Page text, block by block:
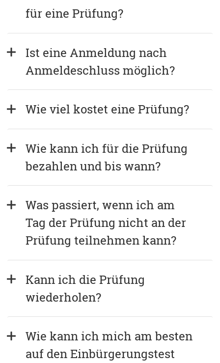
für eine Prüfung?
Ist eine Anmeldung nach
Anmeldeschluss möglich?
Wie viel kostet eine Prüfung?
Wie kann ich für die Prüfung
bezahlen und bis wann?
Was passiert, wenn ich am
Tag der Prüfung nicht an der
Prüfung teilnehmen kann?
Kann ich die Prüfung
wiederholen?
Wie kann ich mich am besten
auf den Einbürgerungstest